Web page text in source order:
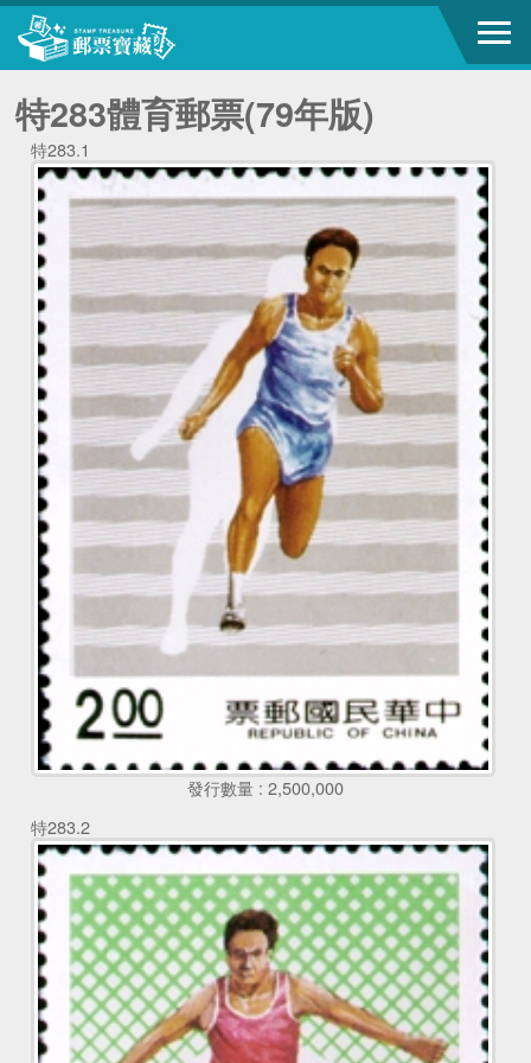
特283體育郵票(79年版)
特283.1
發行數量 : 2,500,000
特283.2